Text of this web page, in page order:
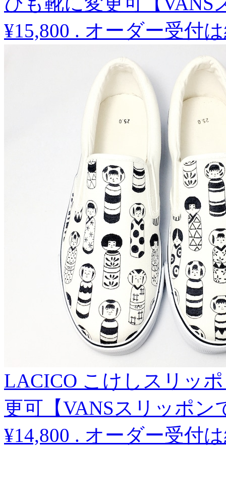
¥15,800 . オーダー受付
LACICO こけしスリッ
更可【VANSスリッポン
¥14,800 . オーダー受付